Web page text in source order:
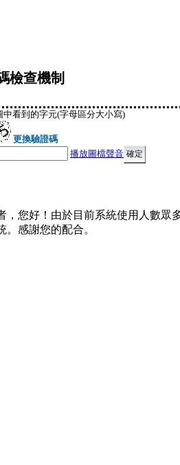
檢查機制
中看到的字元(字母區分大小寫)
更換驗證碼
播放圖檔聲音
，您好！由於目前系統使用人數眾
。感謝您的配合。